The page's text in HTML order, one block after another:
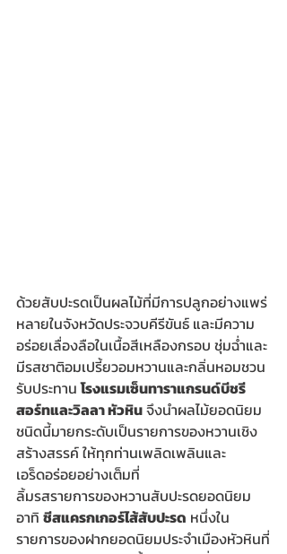
ด้วยสับปะรดเป็นผลไม้ที่มีการปลูกอย่างแพร่
หลายในจังหวัดประจวบคีรีขันธ์ และมีความ
อร่อยเลื่องลือในเนื้อสีเหลืองกรอบ ชุ่มฉ่ำและ
มีรสชาติอมเปรี้ยวอมหวานและกลิ่นหอมชวน
รับประทาน โรงแรมเซ็นทาราแกรนด์บีชรี
สอร์ทและวิลลา หัวหิน จึงนำผลไม้ยอดนิยม
ชนิดนี้มายกระดับเป็นรายการของหวานเชิง
สร้างสรรค์ ให้ทุกท่านเพลิดเพลินและ
เอร็ดอร่อยอย่างเต็มที่
ลิ้มรสรายการของหวานสับปะรดยอดนิยม
อาทิ ชีสแครกเกอร์ไส้สับปะรด หนึ่งใน
รายการของฝากยอดนิยมประจำเมืองหัวหินที่